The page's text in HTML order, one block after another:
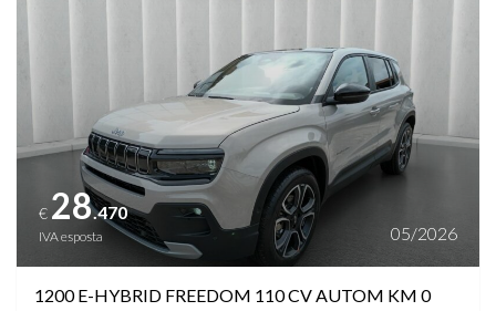
€ 28.470
IVA esposta 05/2026
1200 E-HYBRID FREEDOM 110 CV AUTOM KM 0